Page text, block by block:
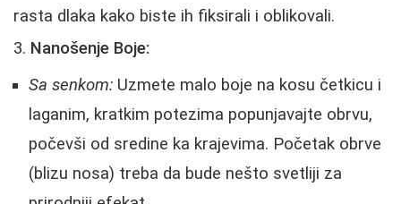
rasta dlaka kako biste ih fiksirali i oblikovali.
Nanošenje Boje:
Sa senkom: Uzmete malo boje na kosu četkicu i
laganim, kratkim potezima popunjavajte obrvu,
počevši od sredine ka krajevima. Početak obrve
(blizu nosa) treba da bude nešto svetliji za